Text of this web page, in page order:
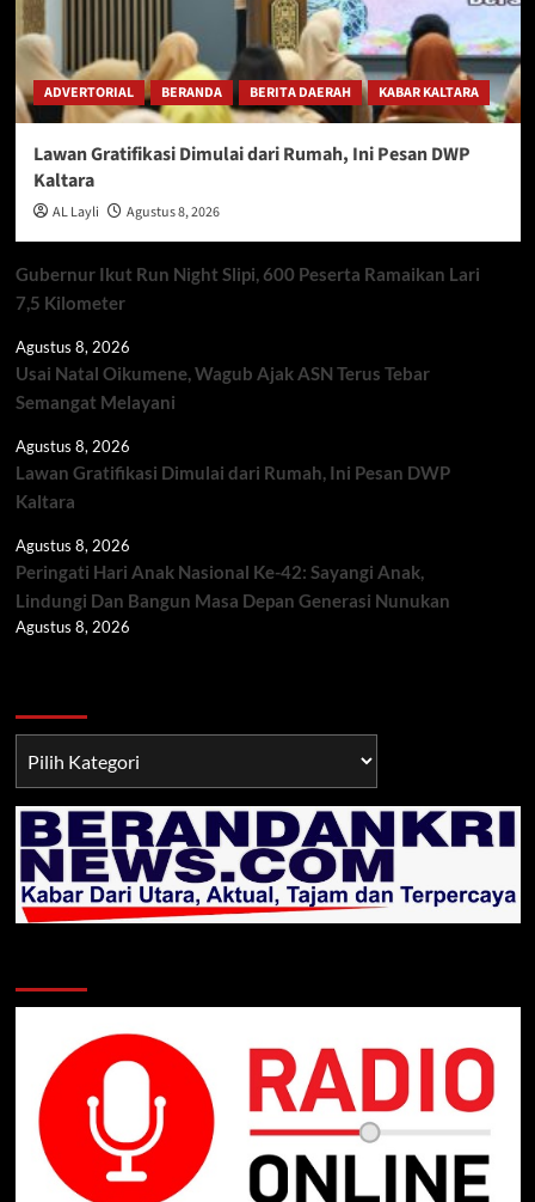
ADVERTORIAL BERANDA BERITA DAERAH KABAR KALTARA
Lawan Gratifikasi Dimulai dari Rumah, Ini Pesan DWP
Kaltara
AL Layli Agustus 8, 2026
Gubernur Ikut Run Night Slipi, 600 Peserta Ramaikan Lari
7,5 Kilometer
Agustus 8, 2026
Usai Natal Oikumene, Wagub Ajak ASN Terus Tebar
Semangat Melayani
Agustus 8, 2026
Lawan Gratifikasi Dimulai dari Rumah, Ini Pesan DWP
Kaltara
Agustus 8, 2026
Peringati Hari Anak Nasional Ke-42: Sayangi Anak,
Lindungi Dan Bangun Masa Depan Generasi Nunukan
Agustus 8, 2026
TNI/POLRI